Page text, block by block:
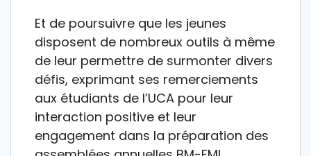
Et de poursuivre que les jeunes
disposent de nombreux outils à même
de leur permettre de surmonter divers
défis, exprimant ses remerciements
aux étudiants de l’UCA pour leur
interaction positive et leur
engagement dans la préparation des